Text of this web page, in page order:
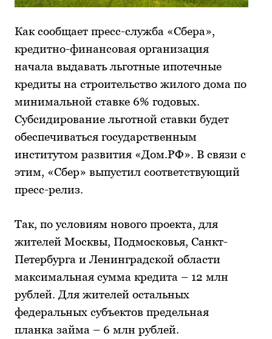
Как сообщает пресс-служба «Сбера»,
кредитно-финансовая организация
начала выдавать льготные ипотечные
кредиты на строительство жилого дома по
минимальной ставке 6% годовых.
Субсидирование льготной ставки будет
обеспечиваться государственным
институтом развития «Дом.РФ». В связи с
этим, «Сбер» выпустил соответствующий
пресс-релиз.
Так, по условиям нового проекта, для
жителей Москвы, Подмосковья, Санкт-
Петербурга и Ленинградской области
максимальная сумма кредита – 12 млн
рублей. Для жителей остальных
федеральных субъектов предельная
планка займа – 6 млн рублей.